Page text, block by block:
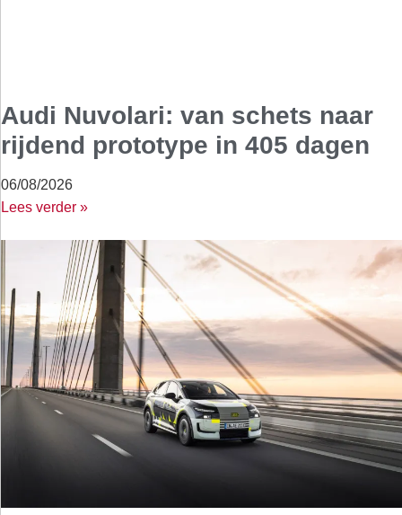
Audi Nuvolari: van schets naar
rijdend prototype in 405 dagen
06/08/2026
Lees verder »